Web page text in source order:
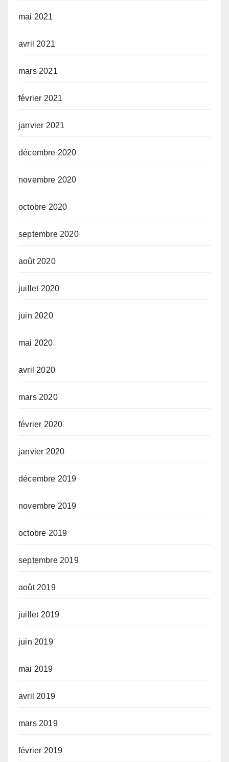
mai 2021
avril 2021
mars 2021
février 2021
janvier 2021
décembre 2020
novembre 2020
octobre 2020
septembre 2020
août 2020
juillet 2020
juin 2020
mai 2020
avril 2020
mars 2020
février 2020
janvier 2020
décembre 2019
novembre 2019
octobre 2019
septembre 2019
août 2019
juillet 2019
juin 2019
mai 2019
avril 2019
mars 2019
février 2019